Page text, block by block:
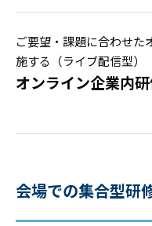
ご要望・課題に合わせた
施する（ライブ配信型）
オンライン企業内
会場での集合型研